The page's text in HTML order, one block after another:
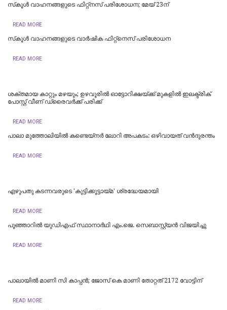
സ്‌കൂള്‍ വാഹനങ്ങളുടെ ഫിറ്റ്‌നസ് പരിശോധന; മേയ് 23ന്
READ MORE
സ്‌കൂൾ വാഹനങ്ങളുടെ വാർഷിക ഫിറ്റ്‌നെസ് പരിശോധന
READ MORE
ശക്തമായ കാറ്റും മഴയും; ഉഴവൂരിൽ ഓട്ടോറിക്ഷയ്ക്ക് മുകളിൽ ഇലക്ട്രിക്
പോസ്റ്റ് വീണ് ഡ്രൈവർക്ക് പരിക്ക്
READ MORE
പാലാ മുത്തോലിയിൽ കണ്ടെയ്‌നർ ലോറി അപകടം: ഒഴിവായത് വന്‍ദുരന്തം
READ MORE
എഴുപതു കടന്നവരുടെ 'കുട്ടിക്കൂട്ടായ്മ' ശ്രദ്ധേയമായി
READ MORE
പൂഞ്ഞാറിൽ യുഡിഎഫ് സ്ഥാനാർഥി എം.ജെ. സെബാസ്റ്റ്യൻ വിജയിച്ചു
READ MORE
പാലായിൽ മാണി സി കാപ്പൻ; ജോസ് കെ മാണി തോറ്റത് 2172 വോട്ടിന്
READ MORE